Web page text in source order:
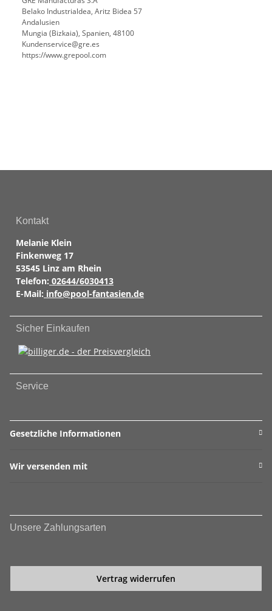
Belako Industrialdea, Aritz Bidea 57
Andalusien
Mungia (Bizkaia), Spanien, 48100
Kundenservice@gre.es
https://www.grepool.com
Kontakt
Melanie Klein
Finkenweg 17
53545 Linz am Rhein
Telefon: 02644/6030413
E-Mail: info@pool-fantasien.de
Sicher Einkaufen
Service
Gesetzliche Informationen
Wir versenden mit
Unsere Zahlungsarten
Vertrag widerrufen